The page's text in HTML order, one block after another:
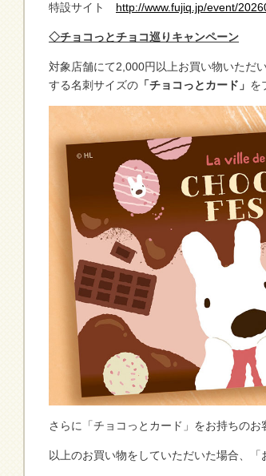
特設サイト http://www.fujiq.jp/event/
◇チョコっとチョコ巡りキャンペーン
対象店舗にて2,000円以上お買い物いただ
する名刺サイズの 「チョコっとカード」 を
さらに「チョコっとカード」をお持ちの
以上のお買い物をしていただいた場合、